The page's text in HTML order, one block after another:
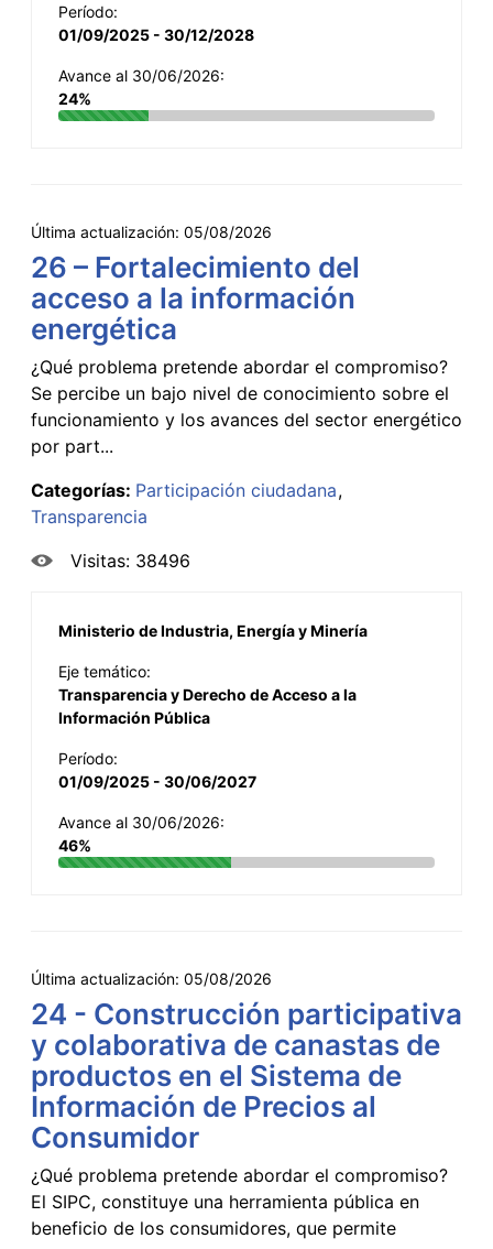
Período:
01/09/2025 - 30/12/2028
Avance al 30/06/2026:
24%
Última actualización: 05/08/2026
26 – Fortalecimiento del
acceso a la información
energética
¿Qué problema pretende abordar el compromiso?
Se percibe un bajo nivel de conocimiento sobre el
funcionamiento y los avances del sector energético
por part...
Categorías: Participación ciudadana
Transparencia
Visitas: 38496
Ministerio de Industria, Energía y Minería
Eje temático:
Transparencia y Derecho de Acceso a la
Información Pública
Período:
01/09/2025 - 30/06/2027
Avance al 30/06/2026:
46%
Última actualización: 05/08/2026
24 - Construcción participativa
y colaborativa de canastas de
productos en el Sistema de
Información de Precios al
Consumidor
¿Qué problema pretende abordar el compromiso?
El SIPC, constituye una herramienta pública en
beneficio de los consumidores, que permite